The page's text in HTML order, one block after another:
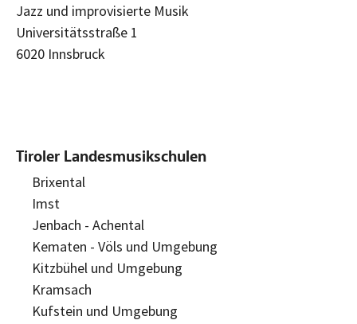
Jazz und improvisierte Musik
Universitätsstraße 1
6020 Innsbruck
Tiroler Landesmusikschulen
Brixental
Imst
Jenbach - Achental
Kematen - Völs und Umgebung
Kitzbühel und Umgebung
Kramsach
Kufstein und Umgebung